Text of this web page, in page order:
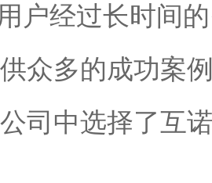
用户经过长时间
众多的成功案
司中选择了互